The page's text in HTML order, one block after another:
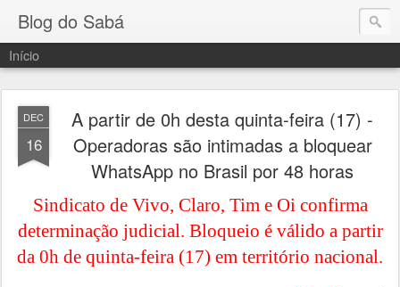
Blog do Sabá
Início
DEC
16
A partir de 0h desta quinta-feira (17) -
Operadoras são intimadas a bloquear
WhatsApp no Brasil por 48 horas
Sindicato de Vivo, Claro, Tim e Oi confirma
determinação judicial. Bloqueio é válido a partir
da 0h de quinta-feira (17) em território nacional.